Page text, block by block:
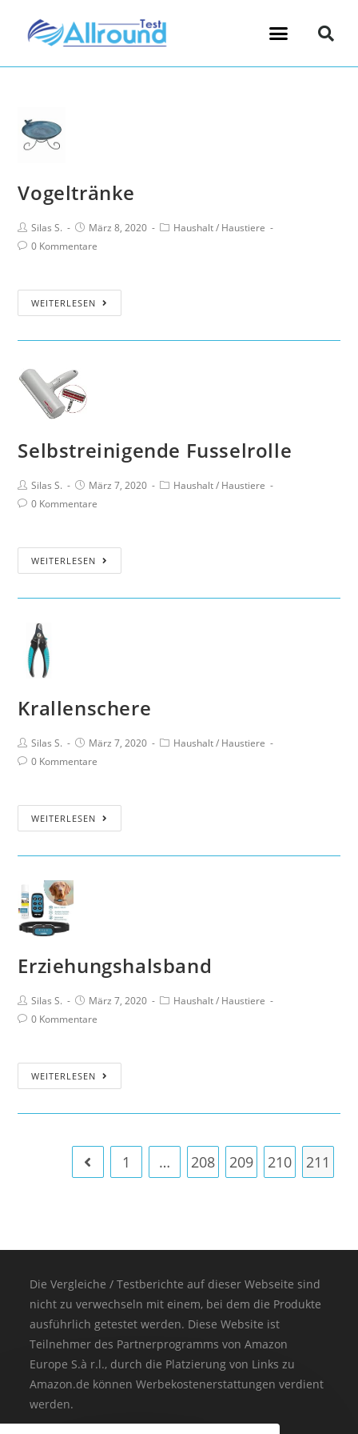
Vogeltränke
Silas S. März 8, 2020 Haushalt / Haustiere
0 Kommentare
WEITERLESEN
Selbstreinigende Fusselrolle
Silas S. März 7, 2020 Haushalt / Haustiere
0 Kommentare
WEITERLESEN
Krallenschere
Silas S. März 7, 2020 Haushalt / Haustiere
0 Kommentare
WEITERLESEN
Erziehungshalsband
Silas S. März 7, 2020 Haushalt / Haustiere
0 Kommentare
WEITERLESEN
1 … 208 209 210 211
Die Vergleiche / Testberichte auf dieser Webseite sind
nicht zu verwechseln mit einem, bei dem die Produkte
ausführlich getestet werden. Diese Website ist
Teilnehmer des Partnerprogramms von Amazon
Europe S.à r.l., durch die Platzierung von Links zu
Amazon.de können Werbekostenerstattungen verdient
werden.